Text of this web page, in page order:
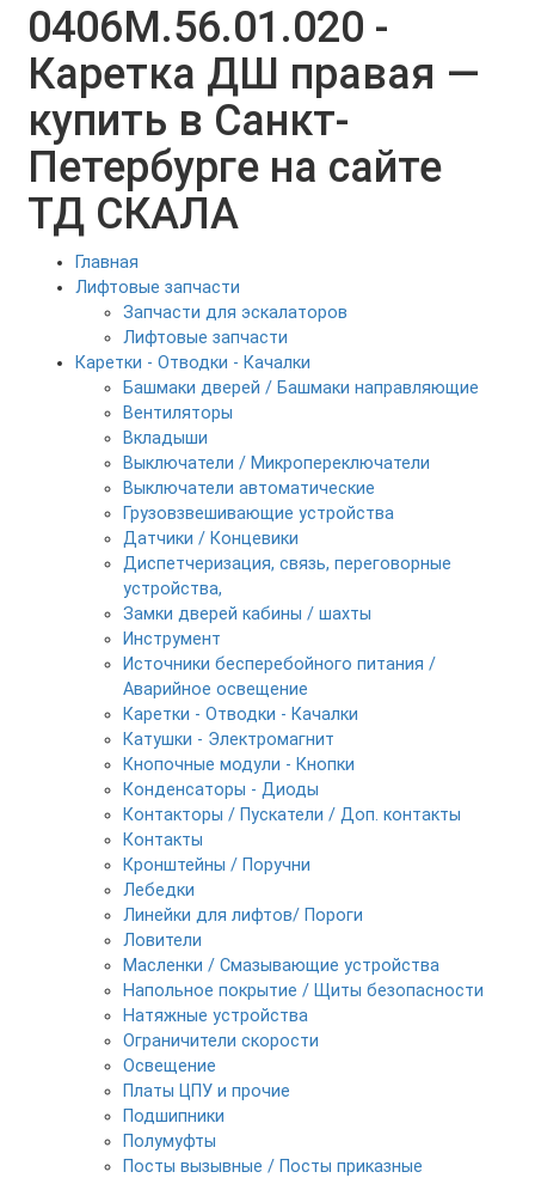
0406М.56.01.020 -
Каретка ДШ правая —
купить в Санкт-
Петербурге на сайте
ТД СКАЛА
Главная
Лифтовые запчасти
Запчасти для эскалаторов
Лифтовые запчасти
Каретки - Отводки - Качалки
Башмаки дверей / Башмаки направляющие
Вентиляторы
Вкладыши
Выключатели / Микропереключатели
Выключатели автоматические
Грузовзвешивающие устройства
Датчики / Концевики
Диспетчеризация, связь, переговорные
устройства,
Замки дверей кабины / шахты
Инструмент
Источники бесперебойного питания /
Аварийное освещение
Каретки - Отводки - Качалки
Катушки - Электромагнит
Кнопочные модули - Кнопки
Конденсаторы - Диоды
Контакторы / Пускатели / Доп. контакты
Контакты
Кронштейны / Поручни
Лебедки
Линейки для лифтов/ Пороги
Ловители
Масленки / Смазывающие устройства
Напольное покрытие / Щиты безопасности
Натяжные устройства
Ограничители скорости
Освещение
Платы ЦПУ и прочие
Подшипники
Полумуфты
Посты вызывные / Посты приказные